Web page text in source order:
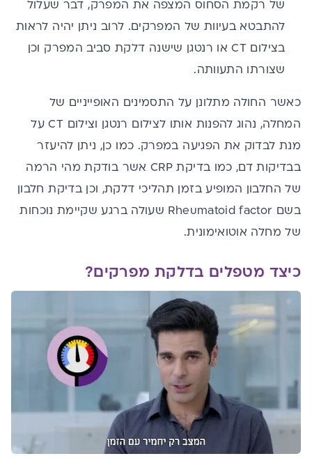
של רקמת הסחוס המצפה את המפרק, דבר שעלול
להתבטא בעיוות של המפרקים. לרוב ניתן יהיה לראות
בצילום CT או רנטגן שישנה דלקת סביב המפרק וכן
שצורתו התעוותה.
כאשר החולה מתלונן על התסמינים האופייניים של
המחלה, נהוג להפנות אותו לצילום רנטגן וצילום CT על
מנת לבדוק את הפגיעה במפרק. כמו כן, ניתן להיעזר
בבדיקות דם, כמו בדיקת CRP אשר בודקת מהי הרמה
של החלבון המופיע בזמן תהליכי דלקת, וכן בדיקת חלבון
בשם Rheumatoid factor שעולה ברגע שקיימת נוכחות
של מחלה אוטואימונית.
כיצד מטפלים בדלקת מפרקים?